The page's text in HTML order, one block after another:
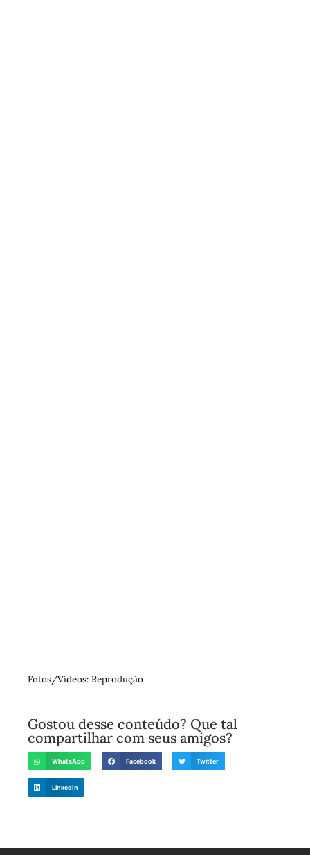
Fotos/Vídeos: Reprodução
Gostou desse conteúdo? Que tal
compartilhar com seus amigos?
WhatsApp Facebook Twitter
LinkedIn